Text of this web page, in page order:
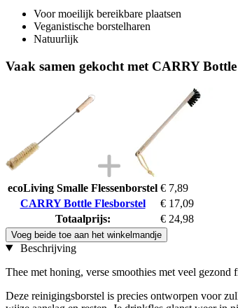
Voor moeilijk bereikbare plaatsen
Veganistische borstelharen
Natuurlijk
Vaak samen gekocht met CARRY
ecoLiving Smalle Flessenborstel € 7,89
CARRY Bottle Flesborstel
€ 17,09
Totaalprijs:
€ 24,98
Voeg beide toe aan het winkelmandje
Beschrijving
Thee met honing, verse smoothies met veel
Deze reinigingsborstel is precies ontworpen voor